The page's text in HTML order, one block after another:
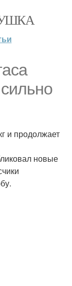
и продолжает
новые